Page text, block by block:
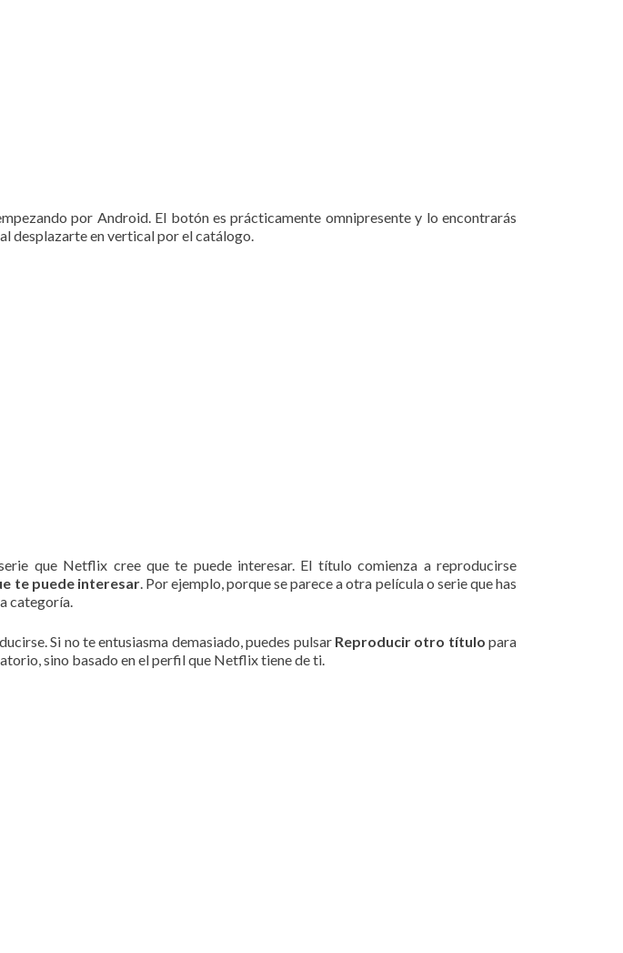
por Android. El botón es prácticamente omnipresente y lo encontrarás
desplazarte en vertical por el catálogo.
que Netflix cree que te puede interesar. El título comienza a reproducirse
te puede interesar. Por ejemplo, porque se parece a otra película o serie que has
categoría.
Si no te entusiasma demasiado, puedes pulsar Reproducir otro título para
sino basado en el perfil que Netflix tiene de ti.